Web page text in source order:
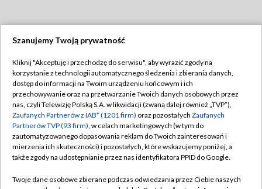
TVP
Abonament TVP
Emisja w TVP
Centrum informacji TVP
Naziemna Telewizja Cyfrowa
Regulamin TVP
Polityka prywatności
Moje zgody
Pomoc
Szanujemy Twoją prywatność
Kliknij "Akceptuję i przechodzę do serwisu", aby wyrazić zgody na
korzystanie z technologii automatycznego śledzenia i zbierania danych,
dostęp do informacji na Twoim urządzeniu końcowym i ich
przechowywanie oraz na przetwarzanie Twoich danych osobowych przez
nas, czyli Telewizję Polską S.A. w likwidacji (zwaną dalej również „TVP”),
Zaufanych Partnerów z IAB* (1201 firm) oraz pozostałych Zaufanych
Partnerów TVP (93 firm), w celach marketingowych (w tym do
zautomatyzowanego dopasowania reklam do Twoich zainteresowań i
mierzenia ich skuteczności) i pozostałych, które wskazujemy poniżej, a
także zgody na udostępnianie przez nas identyfikatora PPID do Google.
Twoje dane osobowe zbierane podczas odwiedzania przez Ciebie naszych